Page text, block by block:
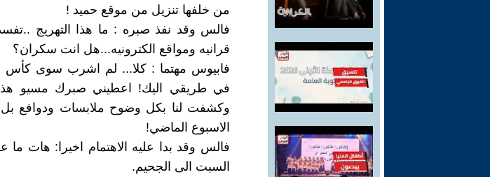
من خلفها تنزيل من موقع حميد !
فالس وقد نفذ صبره : ما هذا التهريج
قرانيه ومواقع الكترونيه...هل انت سكران؟
فابيوس مهتما : كلا... لم اشرب سوى كأس
في طريقي اليك! اعطيني صبرك مسيو
وكشفت لنا بكل وضوح ملابسات ودوافع
الاسبوع الماضي!
فالس وقد بدا عليه الاهتمام اخيرا: هات ما
السبت الى الجحيم.